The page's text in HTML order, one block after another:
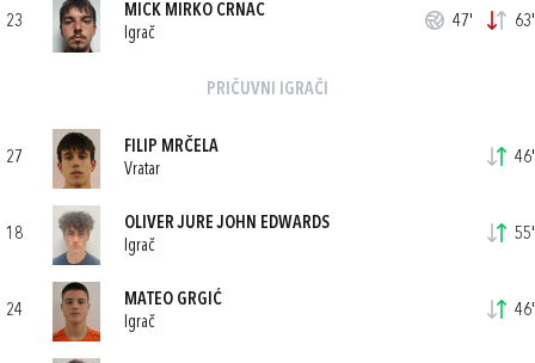
23
MICK MIRKO CRNAC
Igrač
47' 63'
PRIČUVNI IGRAČI
27
FILIP MRČELA
Vratar
46'
18
OLIVER JURE JOHN EDWARDS
Igrač
55'
24
MATEO GRGIĆ
Igrač
46'